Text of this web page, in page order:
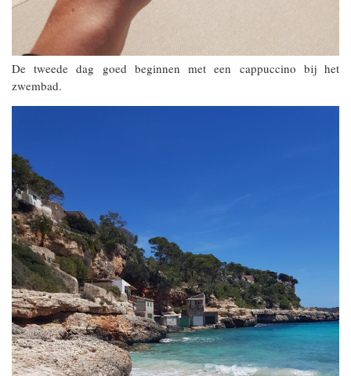
De tweede dag goed beginnen met een cappuccino bij het
zwembad.